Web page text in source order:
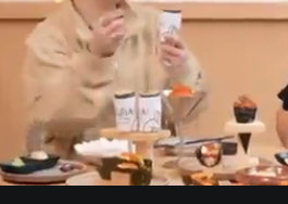
UnmuteStream